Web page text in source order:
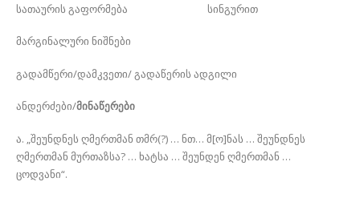
სათაურის გაფორმება სინგურით
მარგინალური ნიშნები
გადამწერი/დამკვეთი/ გადაწერის ადგილი
ანდერძები/მინაწერები
ა. „შეუნდნეს ღმერთმან თმრ(?) … ნთ… მ[ო]ნას … შეუნდნეს
ღმერთმან მურთაზსა? … ხატსა … შეუნდენ ღმერთმან …
ცოდვანი“.